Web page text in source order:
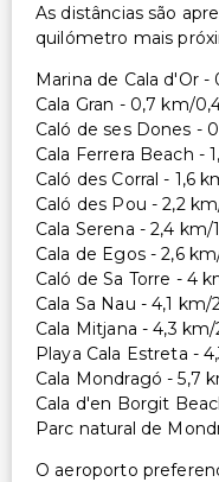
As distâncias são
quilómetro mais
Marina de Cala d'Or -
Cala Gran - 0,7 km/
Caló de ses Dones -
Cala Ferrera Beach -
Caló des Corral - 1,6
Caló des Pou - 2,2
Cala Serena - 2,4 km/
Cala de Egos - 2,6
Caló de Sa Torre - 4
Cala Sa Nau - 4,1 km/
Cala Mitjana - 4,3
Playa Cala Estreta -
Cala Mondragó - 5,7
Cala d'en Borgit
Parc natural de
O aeroporto